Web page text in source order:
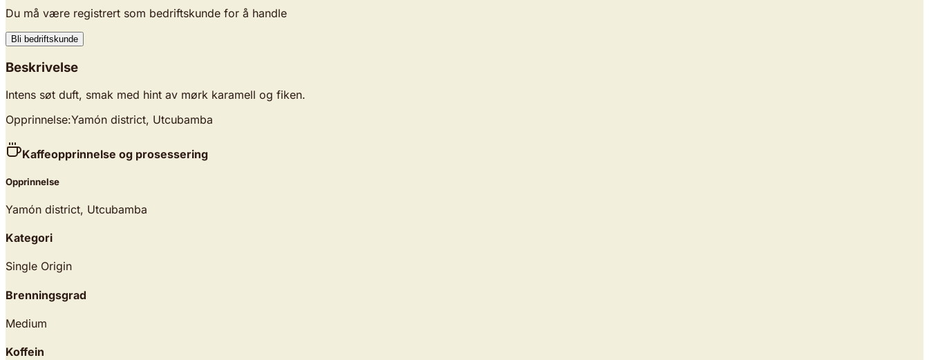
Du må være registrert som bedriftskunde for å handle
Bli bedriftskunde
Beskrivelse
Intens søt duft, smak med hint av mørk karamell og fiken.
Opprinnelse:Yamón district, Utcubamba
Kaffeopprinnelse og prosessering
Opprinnelse
Yamón district, Utcubamba
Kategori
Single Origin
Brenningsgrad
Medium
Koffein